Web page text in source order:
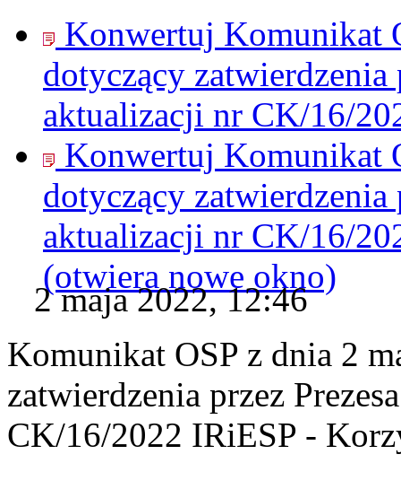
Konwertuj Komunikat
dotyczący zatwierdzenia
aktualizacji nr CK/16/
Konwertuj Komunikat
dotyczący zatwierdzenia
aktualizacji nr CK/16/
(otwiera nowe okno)
2 maja 2022, 12:46
Komunikat OSP z dnia 2
zatwierdzenia przez
CK/16/2022 IRiESP -